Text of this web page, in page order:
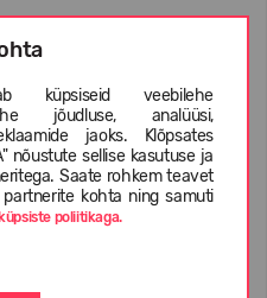
küpsiseid veebilehe
jõudluse, analüüsi,
jaoks. Klõpsates
nõustute sellise kasutuse ja
Saate rohkem teavet
kohta ning samuti
poliitikaga.